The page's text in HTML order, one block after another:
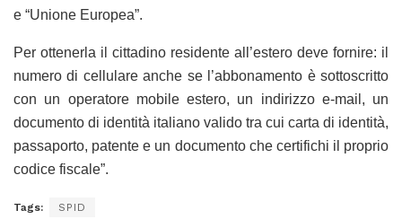
e “Unione Europea”.
Per ottenerla il cittadino residente all’estero deve fornire: il
numero di cellulare anche se l’abbonamento è sottoscritto
con un operatore mobile estero, un indirizzo e-mail, un
documento di identità italiano valido tra cui carta di identità,
passaporto, patente e un documento che certifichi il proprio
codice fiscale”.
Tags: SPID